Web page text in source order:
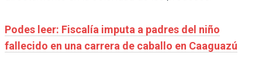
Podes leer: Fiscalía imputa a padres del niño
fallecido en una carrera de caballo en Caaguazú